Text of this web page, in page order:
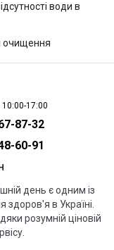
води в
очищення
17:00
87-32
60-91
день є одним із
здоров'я в Україні.
розумній ціновій